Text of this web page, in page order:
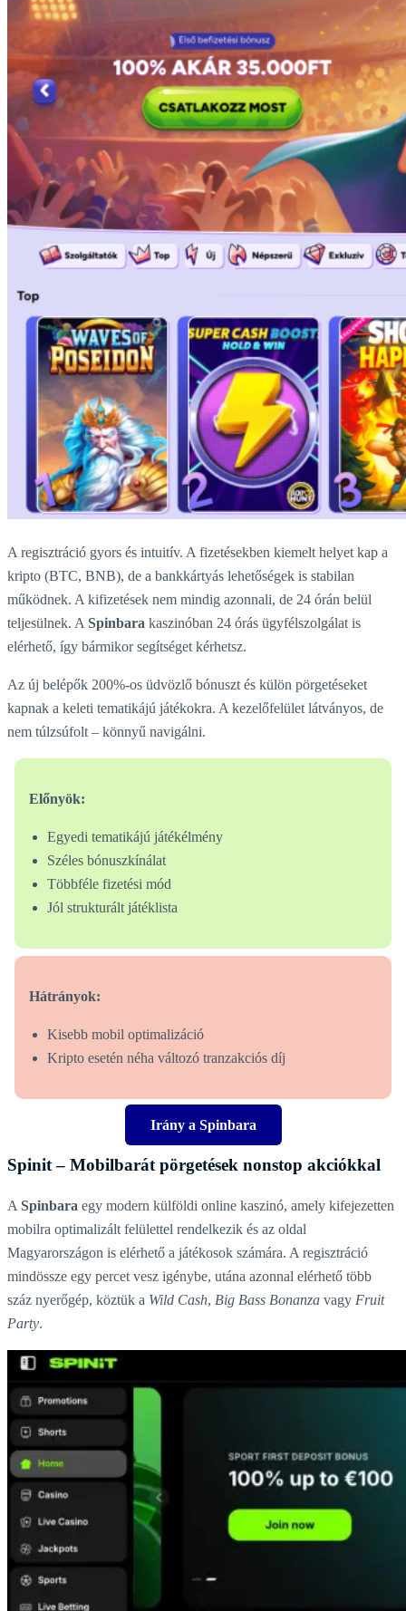
A regisztráció gyors és intuitív. A fizetésekben kiemelt helyet kap a
kripto (BTC, BNB), de a bankkártyás lehetőségek is stabilan
működnek. A kifizetések nem mindig azonnali, de 24 órán belül
teljesülnek. A Spinbara kaszinóban 24 órás ügyfélszolgálat is
elérhető, így bármikor segítséget kérhetsz.
Az új belépők 200%-os üdvözlő bónuszt és külön pörgetéseket
kapnak a keleti tematikájú játékokra. A kezelőfelület látványos, de
nem túlzsúfolt – könnyű navigálni.
Előnyök:
Egyedi tematikájú játékélmény
Széles bónuszkínálat
Többféle fizetési mód
Jól strukturált játéklista
Hátrányok:
Kisebb mobil optimalizáció
Kripto esetén néha változó tranzakciós díj
Irány a Spinbara
Spinit – Mobilbarát pörgetések nonstop akciókkal
A Spinbara egy modern külföldi online kaszinó, amely kifejezetten
mobilra optimalizált felülettel rendelkezik és az oldal
Magyarországon is elérhető a játékosok számára. A regisztráció
mindössze egy percet vesz igénybe, utána azonnal elérhető több
száz nyerőgép, köztük a Wild Cash, Big Bass Bonanza vagy Fruit
Party.